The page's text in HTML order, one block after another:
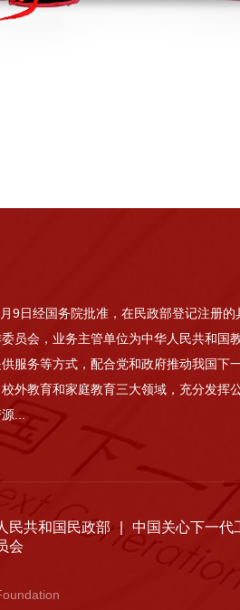
9日经国务院批准，在民政部登记注册的
员会，业务主管单位为中华人民共和国
服务等方式，配合党和政府推动我国下
外教育和家庭教育三大领域，充分发挥
...
民共和国民政部 中国关心下一代
会